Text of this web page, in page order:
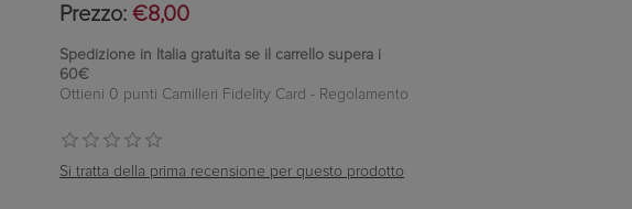
Prezzo: €8,00
Spedizione in Italia gratuita se il carrello supera i
60€
Ottieni 0 punti Camilleri Fidelity Card - Regolamento
Si tratta della prima recensione per questo prodotto